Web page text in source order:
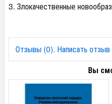
3. Злокачественные
Отзывы (0). Написать отзыв
Вы